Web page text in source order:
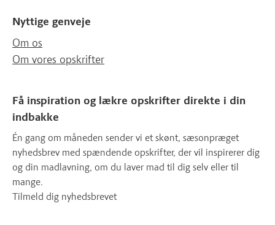
Nyttige genveje
Om os
Om vores opskrifter
Få inspiration og lækre opskrifter direkte i din
indbakke
Én gang om måneden sender vi et skønt, sæsonpræget
nyhedsbrev med spændende opskrifter, der vil inspirerer dig
og din madlavning, om du laver mad til dig selv eller til
mange.
Tilmeld dig nyhedsbrevet